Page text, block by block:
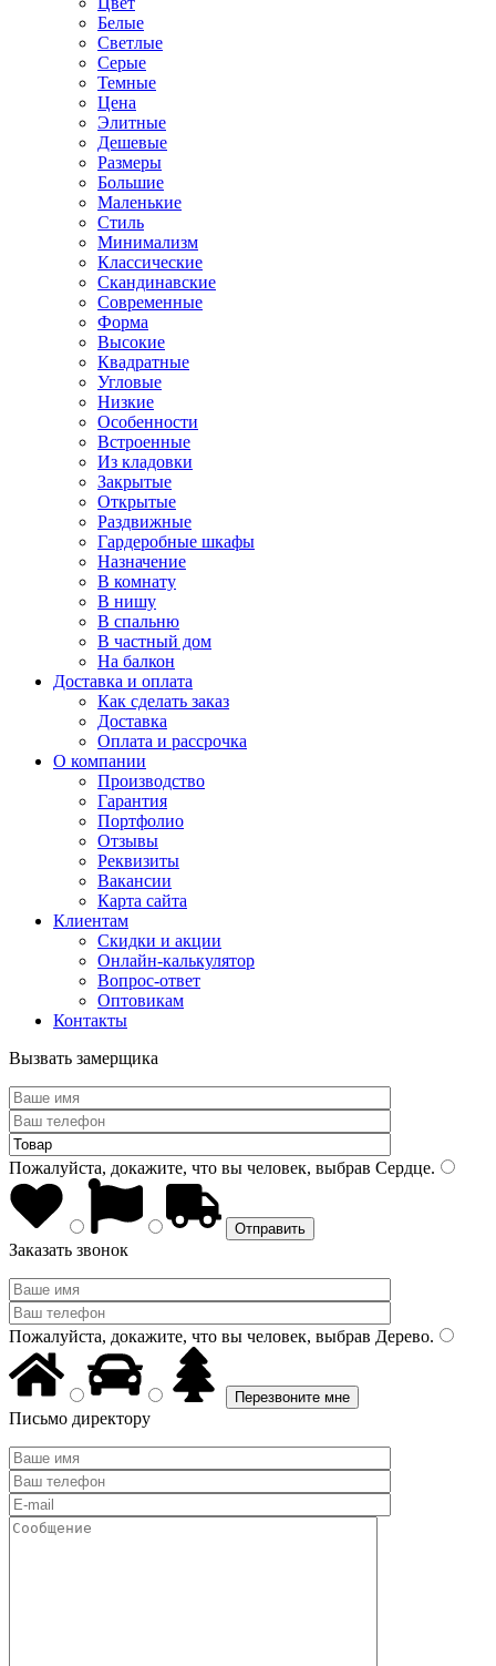
Белые
Светлые
Серые
Темные
Цена
Элитные
Дешевые
Размеры
Большие
Маленькие
Стиль
Минимализм
Классические
Скандинавские
Современные
Форма
Высокие
Квадратные
Угловые
Низкие
Особенности
Встроенные
Из кладовки
Закрытые
Открытые
Раздвижные
Гардеробные шкафы
Назначение
В комнату
В нишу
В спальню
В частный дом
На балкон
Доставка и оплата
Как сделать заказ
Доставка
Оплата и рассрочка
О компании
Производство
Гарантия
Портфолио
Отзывы
Реквизиты
Вакансии
Карта сайта
Клиентам
Скидки и акции
Онлайн-калькулятор
Вопрос-ответ
Оптовикам
Контакты
Вызвать замерщика
Пожалуйста, докажите, что вы человек, выбрав Сердце.
Заказать звонок
Пожалуйста, докажите, что вы человек, выбрав Дерево.
Письмо директору